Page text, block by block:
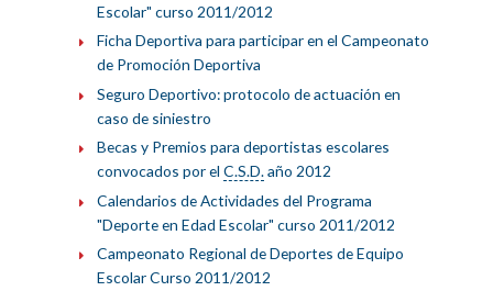
Escolar" curso 2011/2012
Ficha Deportiva para participar en el Campeonato
de Promoción Deportiva
Seguro Deportivo: protocolo de actuación en
caso de siniestro
Becas y Premios para deportistas escolares
convocados por el C.S.D.año 2012
Calendarios de Actividades del Programa
"Deporte en Edad Escolar" curso 2011/2012
Campeonato Regional de Deportes de Equipo
Escolar Curso 2011/2012